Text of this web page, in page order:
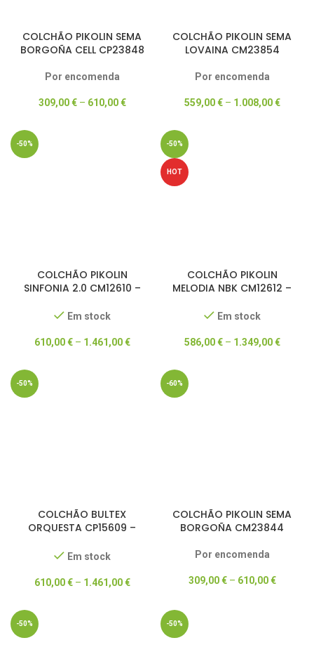
COLCHÃO PIKOLIN SEMA
BORGOÑA CELL CP23848
Por encomenda
309,00€– 610,00€
COLCHÃO PIKOLIN SEMA
LOVAINA CM23854
Por encomenda
559,00€– 1.008,00€
-50%
COLCHÃO PIKOLIN
SINFONIA 2.0 CM12610 –
50% DESCONTO
Em stock
610,00€– 1.461,00€
-50%
HOT
COLCHÃO PIKOLIN
MELODIA NBK CM12612 –
50% DESCONTO
Em stock
586,00€– 1.349,00€
-50%
COLCHÃO BULTEX
ORQUESTA CP15609 –
50% DESCONTO
Em stock
610,00€– 1.461,00€
-60%
COLCHÃO PIKOLIN SEMA
BORGOÑA CM23844
Por encomenda
309,00€– 610,00€
-50% -50%